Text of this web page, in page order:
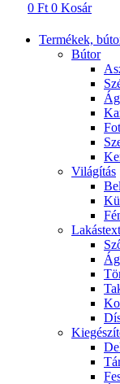
0 Ft 0 Kosár
Termékek,
Bútor
Világítás